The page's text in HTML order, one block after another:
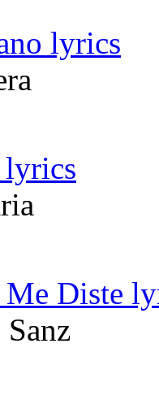
lyrics
lyrics
Diste